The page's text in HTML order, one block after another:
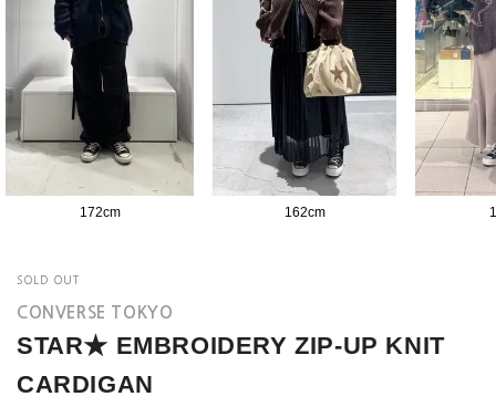
172cm 162cm
SOLD OUT
CONVERSE TOKYO
STAR★ EMBROIDERY ZIP-UP KNIT
CARDIGAN